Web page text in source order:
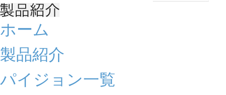
ホーム
製品紹介
パイジョン一覧